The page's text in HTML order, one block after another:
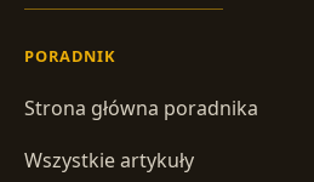
PORADNIK
Strona główna poradnika
Wszystkie artykuły